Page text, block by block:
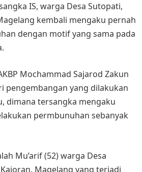
IS, warga Desa Sutopati,
kembali mengaku pernah
dengan motif yang sama pada
Mochammad Sajarod Zakun
pengembangan yang dilakukan
dimana tersangka mengaku
permbunuhan sebanyak
Mu’arif (52) warga Desa
Magelang yang terjadi